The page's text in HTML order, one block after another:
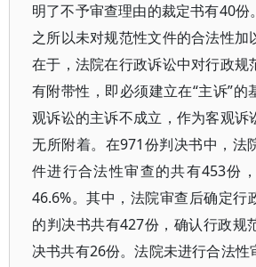
明了不予审查理由的裁定书有40份
之所以未对规范性文件的合法性加
在于，法院在行政诉讼中对行政规
有附带性，即必须建立在“主诉”的
观诉讼的主诉不成立，作为客观诉
无所附着。在971份判决书中，法
件进行合法性审查的共有453份
46.6%。其中，法院审查后确定行
的判决书共有427份，确认行政规
决书共有26份。法院未进行合法性